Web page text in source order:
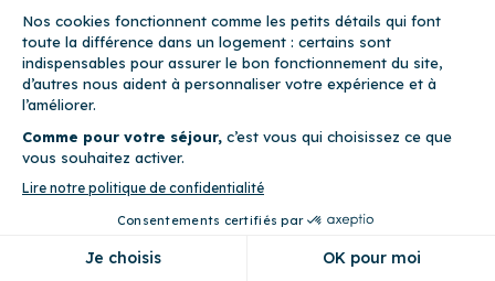
Précédent
Fleur de Bambou
(12)